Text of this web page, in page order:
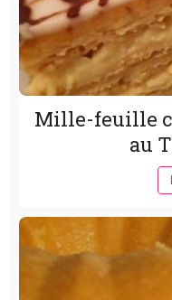
Mille-feuille
au